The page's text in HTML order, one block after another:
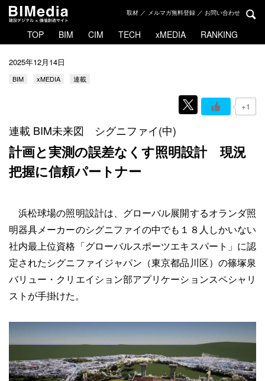
取材 ／ メルマガ無料登録 ／ お問い合わせ
TOP BIM CIM TECH xMEDIA RANKING
2025年12月14日
BIM xMEDIA 連載
+1
連載 BIM未来図 シグニファイ(中)
計画と実測の誤差なくす照明設計
現況
把握に信頼パートナー
浜松球場の照明設計は、グローバル展開するオランダ照
明器具メーカーのシグニファイの中でも１８人しかいない
社内最上位資格「グローバルスポーツエキスパート」に認
定されたシグニファイジャパン（東京都品川区）の篠塚泉
バリュー・クリエイション部アプリケーションスペシャリ
ストが手掛けた。